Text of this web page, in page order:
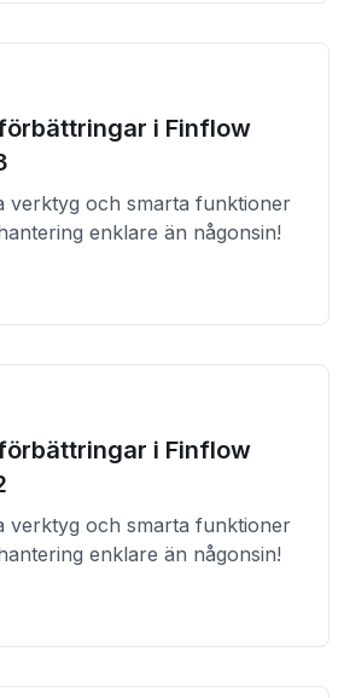
i Finflow
verktyg och smarta funktioner
enklare än någonsin!
i Finflow
verktyg och smarta funktioner
enklare än någonsin!